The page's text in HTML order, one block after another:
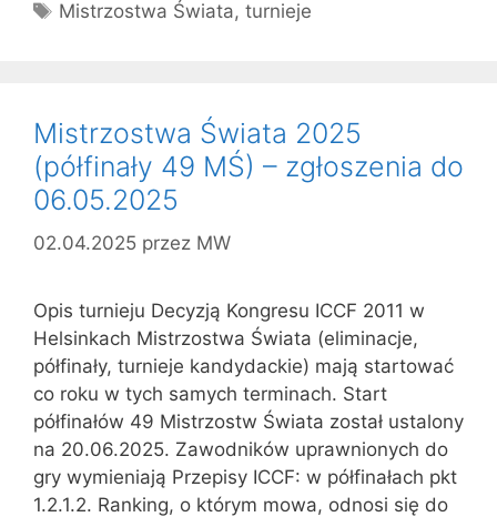
Tagi
Mistrzostwa Świata,turnieje
Mistrzostwa Świata 2025
(półfinały 49 MŚ) – zgłoszenia do
06.05.2025
02.04.2025 przez MW
Opis turnieju Decyzją Kongresu ICCF 2011 w
Helsinkach Mistrzostwa Świata (eliminacje,
półfinały, turnieje kandydackie) mają startować
co roku w tych samych terminach. Start
półfinałów 49 Mistrzostw Świata został ustalony
na 20.06.2025. Zawodników uprawnionych do
gry wymieniają Przepisy ICCF: w półfinałach pkt
1.2.1.2. Ranking, o którym mowa, odnosi się do